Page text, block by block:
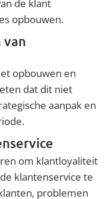
de klant
opbouwen.
van
opbouwen en
dat dit niet
aanpak en
om klantloyaliteit
klantenservice te
problemen